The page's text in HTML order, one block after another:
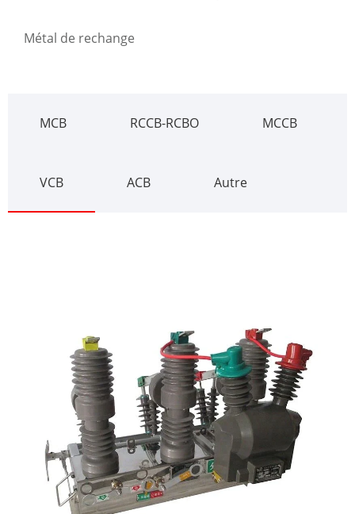
Métal de rechange
MCB RCCB-RCBO MCCB
VCB ACB Autre